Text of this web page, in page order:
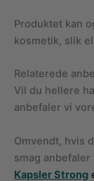
Produktet kan
kosmetik, slik
Relaterede
Vil du hellere
anbefaler vi
Omvendt, hvis
smag anbefaler
Kapsler Strong